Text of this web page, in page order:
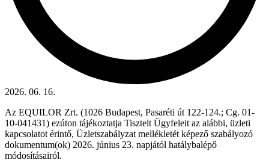
2026. 06. 16.
Az EQUILOR Zrt. (1026 Budapest, Pasaréti út 122-124.; Cg. 01-
10-041431) ezúton tájékoztatja Tisztelt Ügyfeleit az alábbi, üzleti
kapcsolatot érintő, Üzletszabályzat mellékletét képező szabályozó
dokumentum(ok) 2026. június 23. napjától hatálybalépő
módosításairól.